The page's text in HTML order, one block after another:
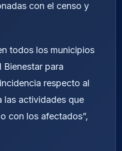
con el censo y
todos los municipios
Bienestar para
respecto al
las actividades que
con los afectados”,